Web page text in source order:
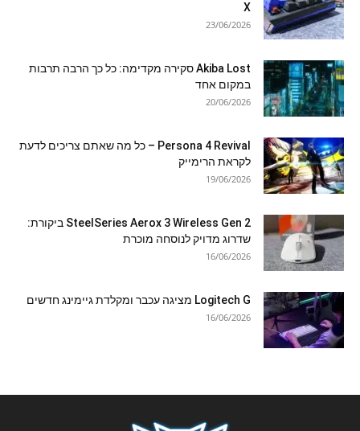
X
23/06/2026
Akiba Lost סקירה מקדימה: כל כך הרבה תרבות
במקום אחד
20/06/2026
Persona 4 Revival – כל מה שאתם צריכים לדעת
לקראת הרימייק
19/06/2026
SteelSeries Aerox 3 Wireless Gen 2 ביקורת:
שדרוג מדויק לנוסחה מוכרת
16/06/2026
Logitech G מציגה עכבר ומקלדת גיימינג חדשים
16/06/2026